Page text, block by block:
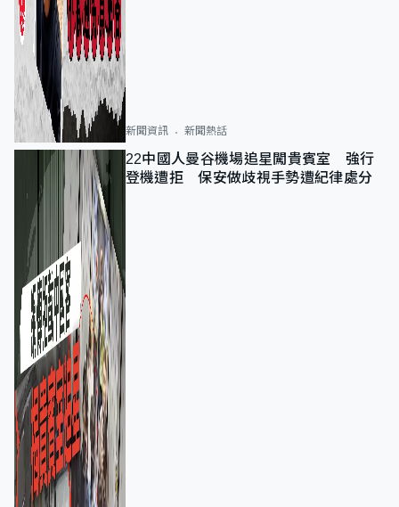
新聞資訊 新聞熱話
22中國人曼谷機場追星闖貴賓室 強行
登機遭拒 保安做歧視手勢遭紀律處分